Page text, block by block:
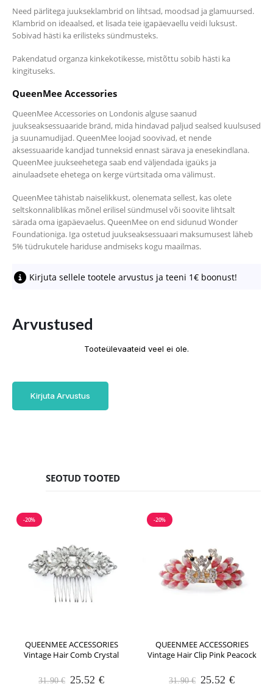
Need pärlitega juukseklambrid on lihtsad, moodsad ja glamuursed.
Klambrid on ideaalsed, et lisada teie igapäevaellu veidi luksust.
Sobivad hästi ka erilisteks sündmusteks.
Pakendatud organza kinkekotikesse, mistõttu sobib hästi ka
kingituseks.
QueenMee Accessories
QueenMee Accessories on Londonis alguse saanud
juukseaksessuaaride bränd, mida hindavad paljud sealsed kuulsused
ja suunamudijad. QueenMee loojad soovivad, et nende
aksessuaaride kandjad tunneksid ennast särava ja enesekindlana.
QueenMee juukseehetega saab end väljendada igaüks ja
ainulaadsete ehetega on kerge vürtsitada oma välimust.
QueenMee tähistab naiselikkust, olenemata sellest, kas olete
seltskonnaliblikas mõnel erilisel sündmusel või soovite lihtsalt
särada oma igapäevaelus.QueenMee on end sidunud Wonder
Foundationiga. Iga ostetud juukseaksessuaari maksumusest läheb
5% tüdrukutele hariduse andmiseks kogu maailmas.
Kirjuta sellele tootele arvustus ja teeni 1€ boonust!
Arvustused
Tooteülevaateid veel ei ole.
Kirjuta Arvustus
SEOTUD TOOTED
-20%
QUEENMEE ACCESSORIES
Vintage Hair Comb Crystal
31.90€ Algne
25.52 €Praegune
-20%
QUEENMEE ACCESSORIES
Vintage Hair Clip Pink Peacock
31.90€ Algne
25.52 €